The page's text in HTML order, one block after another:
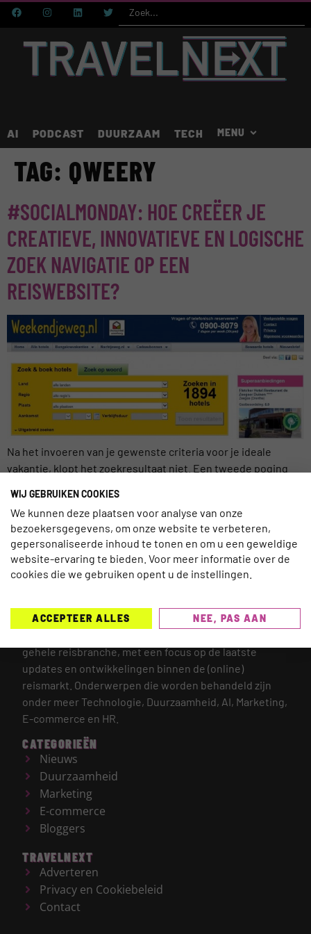
AI PODCAST DUURZAAM TECH
TAG: QWEERY
#SOCIALMONDAY: HOE CREËER JE
CREATIEVE, INNOVATIEVE EN LOGISCHE
ZOEK NAVIGATIE OP EEN
REISWEBSITE?
Na het invoeren van je gewenste criteria voor je ideale
vakantie, klopt het zoekresultaat niet. Een tweede poging
je surft naar een andere reiswebsite! Een vakantie zoeken
moet leuk zijn en geen ergernis. Er zijn nog steeds veel
reiswebsites waarbij de zoeknavigatie en multiple
filterkeuze […]
gehele reisbranche, met een focus op de laatste
updates en ontwikkelingen binnen de (online)
reismarkt. Onderwerpen die worden behandeld zijn
onder meer Technologie, Duurzaamheid, AI, Marketing,
E-commerce en HR.
CATEGORIEËN
Nieuws
Duurzaamheid
Marketing
E-commerce
Bloggers
TRAVELNEXT
Adverteren
Privacy en Cookiebeleid
Contact
WIJ GEBRUIKEN COOKIES
We kunnen deze plaatsen voor analyse van onze
bezoekersgegevens, om onze website te verbeteren,
gepersonaliseerde inhoud te tonen en om u een geweldige
website-ervaring te bieden. Voor meer informatie over de
cookies die we gebruiken opent u de instellingen.
ACCEPTEER ALLES NEE, PAS AAN